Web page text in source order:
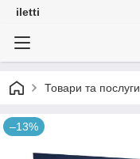
iletti
Товари та послуги
–13%